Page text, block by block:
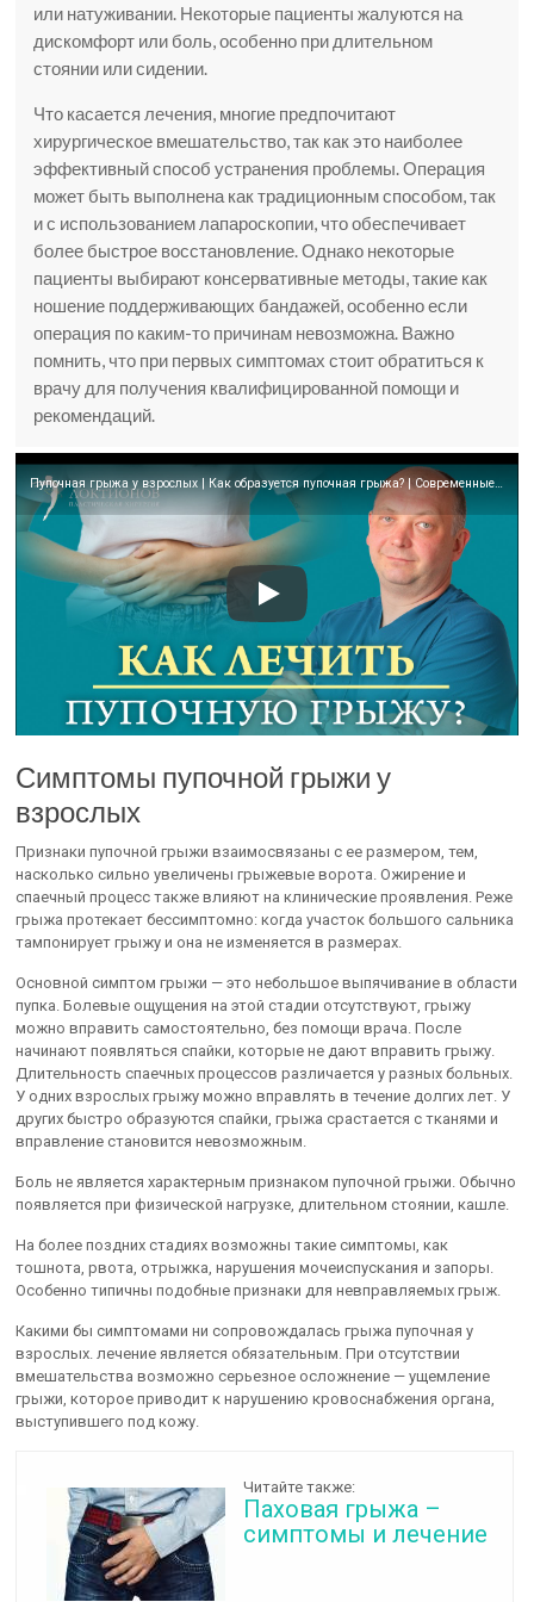
или натуживании. Некоторые пациенты жалуются на
дискомфорт или боль, особенно при длительном
стоянии или сидении.
Что касается лечения, многие предпочитают
хирургическое вмешательство, так как это наиболее
эффективный способ устранения проблемы. Операция
может быть выполнена как традиционным способом, так
и с использованием лапароскопии, что обеспечивает
более быстрое восстановление. Однако некоторые
пациенты выбирают консервативные методы, такие как
ношение поддерживающих бандажей, особенно если
операция по каким-то причинам невозможна. Важно
помнить, что при первых симптомах стоит обратиться к
врачу для получения квалифицированной помощи и
рекомендаций.
Пупочная грыжа у взрослых | Как образуется пупочная грыжа? | Современные методы лечения
Симптомы пупочной грыжи у
взрослых
Признаки пупочной грыжи взаимосвязаны с ее размером, тем,
насколько сильно увеличены грыжевые ворота. Ожирение и
спаечный процесс также влияют на клинические проявления. Реже
грыжа протекает бессимптомно: когда участок большого сальника
тампонирует грыжу и она не изменяется в размерах.
Основной симптом грыжи — это небольшое выпячивание в области
пупка. Болевые ощущения на этой стадии отсутствуют, грыжу
можно вправить самостоятельно, без помощи врача. После
начинают появляться спайки, которые не дают вправить грыжу.
Длительность спаечных процессов различается у разных больных.
У одних взрослых грыжу можно вправлять в течение долгих лет. У
других быстро образуются спайки, грыжа срастается с тканями и
вправление становится невозможным.
Боль не является характерным признаком пупочной грыжи. Обычно
появляется при физической нагрузке, длительном стоянии, кашле.
На более поздних стадиях возможны такие симптомы, как
тошнота, рвота, отрыжка, нарушения мочеиспускания и запоры.
Особенно типичны подобные признаки для невправляемых грыж.
Какими бы симптомами ни сопровождалась грыжа пупочная у
взрослых. лечение является обязательным. При отсутствии
вмешательства возможно серьезное осложнение — ущемление
грыжи, которое приводит к нарушению кровоснабжения органа,
выступившего под кожу.
Читайте также:
Паховая грыжа –
симптомы и лечение